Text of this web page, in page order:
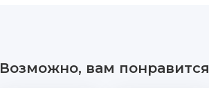
Возможно, вам понравится